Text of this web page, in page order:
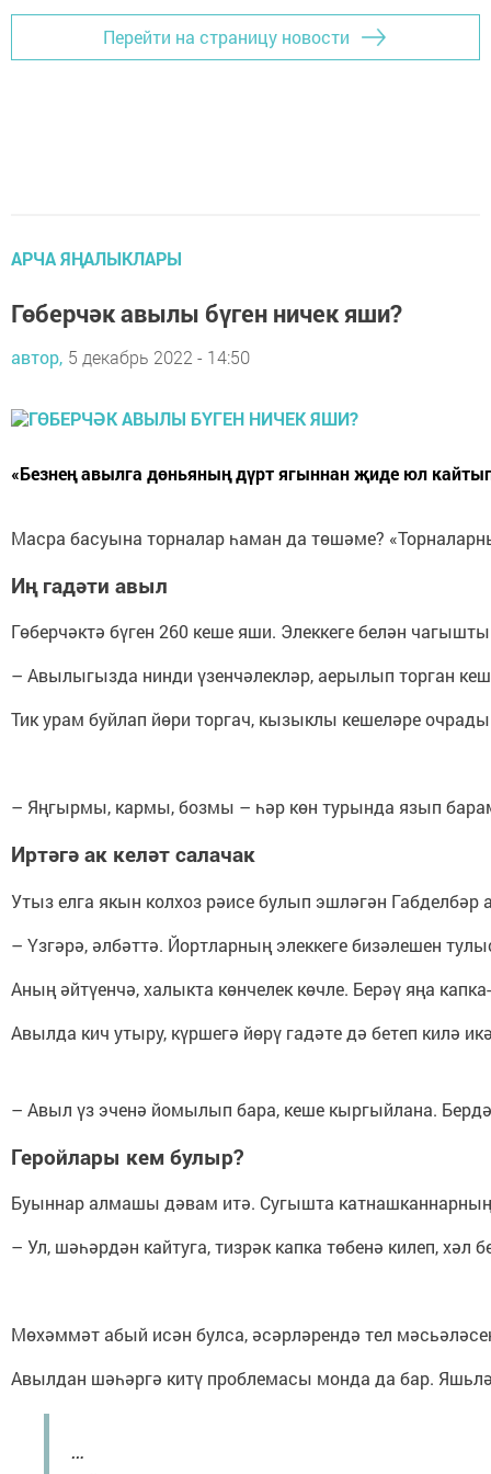
Перейти на страницу новости
АРЧА ЯҢАЛЫКЛАРЫ
Гөберчәк авылы бүген ничек яши?
автор, 5 декабрь 2022 - 14:50
«Безнең авылга дөньяның дүрт ягыннан җиде юл
Масра басуына торналар һаман да төшәме?
Иң гадәти авыл
Гөберчәктә бүген 260 кеше яши. Элеккеге белән
– Авылыгызда нинди үзенчәлекләр, аерылып торган
Тик урам буйлап йөри торгач, кызыклы кешеләре
– Яңгырмы, кармы, бозмы – һәр көн турында язып
Иртәгә ак келәт салачак
Утыз елга якын колхоз рәисе булып эшләгән
– Үзгәрә, әлбәттә. Йортларның элеккеге бизәлешен
Аның әйтүенчә, халыкта көнчелек көчле. Берәү яңа
Авылда кич утыру, күршегә йөрү гадәте дә бетеп килә
– Авыл үз эченә йомылып бара, кеше кыргыйлана.
Геройлары кем булыр?
Буыннар алмашы дәвам итә. Сугышта
– Ул, шәһәрдән кайтуга, тизрәк капка төбенә килеп,
Мөхәммәт абый исән булса, әсәрләрендә тел
Авылдан шәһәргә китү проблемасы монда да бар.
…